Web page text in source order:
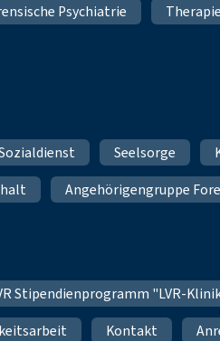
Psychiatrie
Seelsorge
Angehörigengruppe
Stipendienprogramm "LVR-
Kontakt